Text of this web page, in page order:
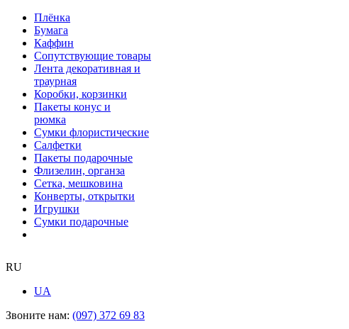
Плёнка
Бумага
Каффин
Сопутствующие товары
Лента декоративная и
траурная
Коробки, корзинки
Пакеты конус и
рюмка
Сумки флористические
Салфетки
Пакеты подарочные
Флизелин, органза
Сетка, мешковина
Конверты, открытки
Игрушки
Сумки подарочные
RU
UA
Звоните нам: (097) 372 69 83